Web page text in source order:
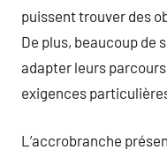
puissent trouver des
De plus, beaucoup de
adapter leurs
exigences
L’accrobranche